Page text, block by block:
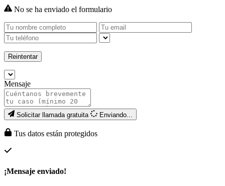
No se ha enviado el formulario
Reintentar
Mensaje
Solicitar llamada gratuita Enviando...
Tus datos están protegidos
¡Mensaje enviado!